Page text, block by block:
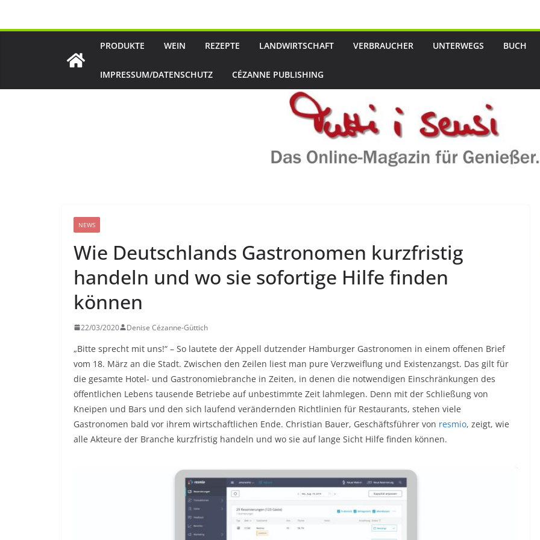
PRODUKTE WEIN REZEPTE LANDWIRTSCHAFT VERBRAUCHER UNTERWEGS BUCH
IMPRESSUM/DATENSCHUTZ CÉZANNE PUBLISHING
NEWS
Wie Deutschlands Gastronomen kurzfristig
handeln und wo sie sofortige Hilfe finden
können
22/03/2020 Denise Cézanne-Güttich
„Bitte sprecht mit uns!“ – So lautete der Appell dutzender Hamburger Gastronomen in einem offenen Brief
vom 18. März an die Stadt. Zwischen den Zeilen liest man pure Verzweiflung und Existenzangst. Das gilt für
die gesamte Hotel- und Gastronomiebranche in Zeiten, in denen die notwendigen Einschränkungen des
öffentlichen Lebens tausende Betriebe auf unbestimmte Zeit lahmlegen. Denn mit der Schließung von
Kneipen und Bars und den sich laufend verändernden Richtlinien für Restaurants, stehen viele
Gastronomen bald vor ihrem wirtschaftlichen Ende. Christian Bauer, Geschäftsführer von resmio, zeigt, wie
alle Akteure der Branche kurzfristig handeln und wo sie auf lange Sicht Hilfe finden können.